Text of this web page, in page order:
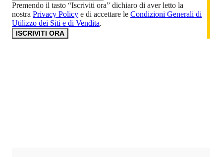
Premendo il tasto “Iscriviti ora” dichiaro di aver letto la
nostra Privacy Policy e di accettare le Condizioni Generali di
Utilizzo dei Siti e di Vendita.
ISCRIVITI ORA